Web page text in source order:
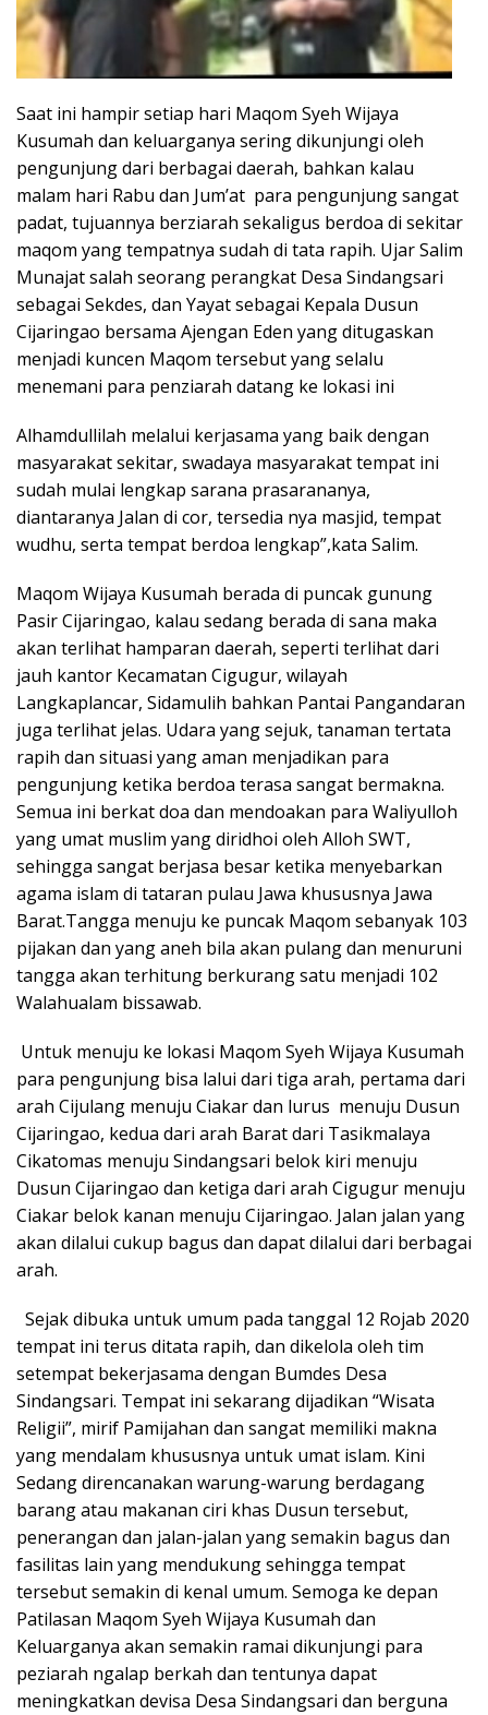
Saat ini hampir setiap hari Maqom Syeh Wijaya
Kusumah dan keluarganya sering dikunjungi oleh
pengunjung dari berbagai daerah, bahkan kalau
malam hari Rabu dan Jum’at para pengunjung sangat
padat, tujuannya berziarah sekaligus berdoa di sekitar
maqom yang tempatnya sudah di tata rapih. Ujar Salim
Munajat salah seorang perangkat Desa Sindangsari
sebagai Sekdes, dan Yayat sebagai Kepala Dusun
Cijaringao bersama Ajengan Eden yang ditugaskan
menjadi kuncen Maqom tersebut yang selalu
menemani para penziarah datang ke lokasi ini
Alhamdullilah melalui kerjasama yang baik dengan
masyarakat sekitar, swadaya masyarakat tempat ini
sudah mulai lengkap sarana prasarananya,
diantaranya Jalan di cor, tersedia nya masjid, tempat
wudhu, serta tempat berdoa lengkap”,kata Salim.
Maqom Wijaya Kusumah berada di puncak gunung
Pasir Cijaringao, kalau sedang berada di sana maka
akan terlihat hamparan daerah, seperti terlihat dari
jauh kantor Kecamatan Cigugur, wilayah
Langkaplancar, Sidamulih bahkan Pantai Pangandaran
juga terlihat jelas. Udara yang sejuk, tanaman tertata
rapih dan situasi yang aman menjadikan para
pengunjung ketika berdoa terasa sangat bermakna.
Semua ini berkat doa dan mendoakan para Waliyulloh
yang umat muslim yang diridhoi oleh Alloh SWT,
sehingga sangat berjasa besar ketika menyebarkan
agama islam di tataran pulau Jawa khususnya Jawa
Barat.Tangga menuju ke puncak Maqom sebanyak 103
pijakan dan yang aneh bila akan pulang dan menuruni
tangga akan terhitung berkurang satu menjadi 102
Walahualam bissawab.
Untuk menuju ke lokasi Maqom Syeh Wijaya Kusumah
para pengunjung bisa lalui dari tiga arah, pertama dari
arah Cijulang menuju Ciakar dan lurus menuju Dusun
Cijaringao, kedua dari arah Barat dari Tasikmalaya
Cikatomas menuju Sindangsari belok kiri menuju
Dusun Cijaringao dan ketiga dari arah Cigugur menuju
Ciakar belok kanan menuju Cijaringao. Jalan jalan yang
akan dilalui cukup bagus dan dapat dilalui dari berbagai
arah.
Sejak dibuka untuk umum pada tanggal 12 Rojab 2020
tempat ini terus ditata rapih, dan dikelola oleh tim
setempat bekerjasama dengan Bumdes Desa
Sindangsari. Tempat ini sekarang dijadikan “Wisata
Religii”, mirif Pamijahan dan sangat memiliki makna
yang mendalam khususnya untuk umat islam. Kini
Sedang direncanakan warung-warung berdagang
barang atau makanan ciri khas Dusun tersebut,
penerangan dan jalan-jalan yang semakin bagus dan
fasilitas lain yang mendukung sehingga tempat
tersebut semakin di kenal umum. Semoga ke depan
Patilasan Maqom Syeh Wijaya Kusumah dan
Keluarganya akan semakin ramai dikunjungi para
peziarah ngalap berkah dan tentunya dapat
meningkatkan devisa Desa Sindangsari dan berguna